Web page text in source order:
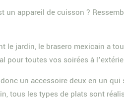
un appareil de cuisson ?
le jardin, le brasero mexicain a
pour toutes vos soirées à
un accessoire deux en un
tous les types de plats sont